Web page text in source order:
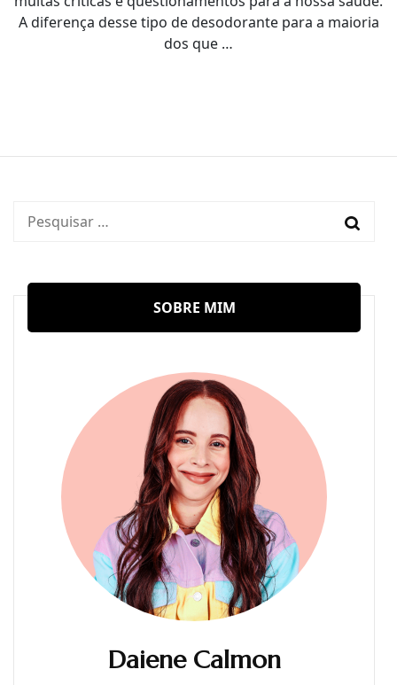
A diferença desse tipo de desodorante para a maioria
dos que …
Pesquisar
SOBRE MIM
Daiene Calmon